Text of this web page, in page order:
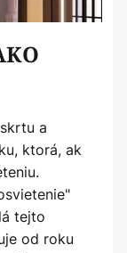
a
ktorá, ak
tejto
od roku